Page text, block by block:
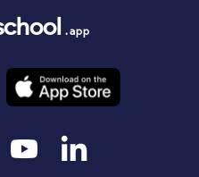
.app